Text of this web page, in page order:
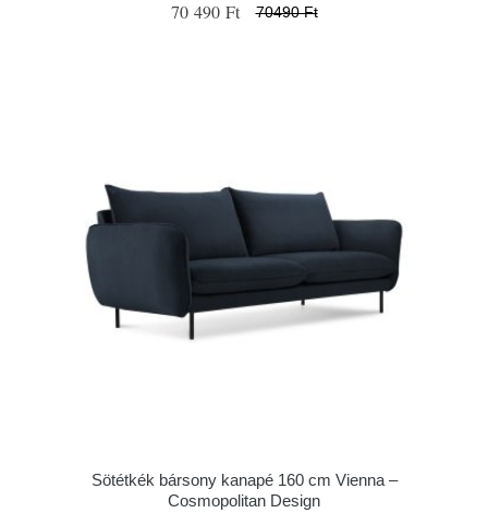
70 490 Ft 70490 Ft
Sötétkék bársony kanapé 160 cm Vienna –
Cosmopolitan Design